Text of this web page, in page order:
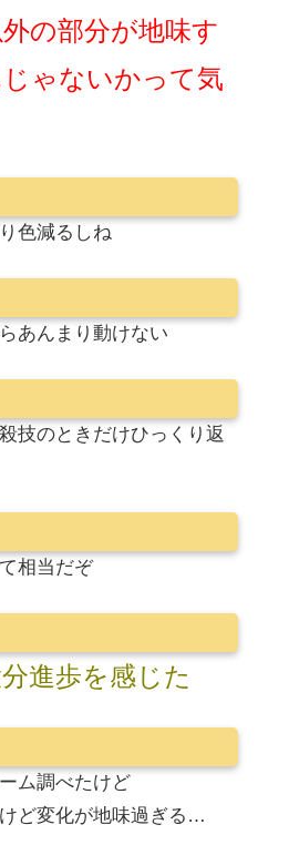
の部分が地味す
ゃないかって気
色減るしね
あんまり動けない
技のときだけひっくり返
相当だぞ
進歩を感じた
ム調べたけど
ど変化が地味過ぎる…